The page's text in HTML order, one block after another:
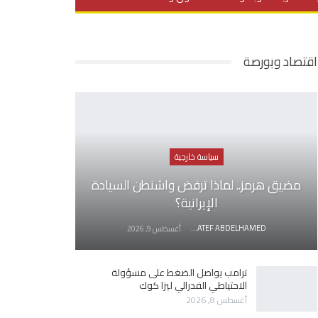
اقتصاد وبورصة
سياسة خارجية
مضيق هرمز.. لماذا ترفض واشنطن السيادة
الإيرانية؟
AWATEF ABDELHAMED أغسطس 9, 2026
ترامب يواصل الضغط على مسؤولة
الاحتياطي الفدرالي ليزا كوك
أغسطس 8, 2026